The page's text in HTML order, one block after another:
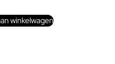
winkelwagen